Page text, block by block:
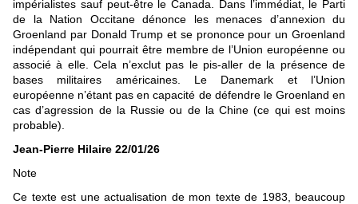
impérialistes sauf peut-être le Canada. Dans l’immédiat, le Parti
de la Nation Occitane dénonce les menaces d’annexion du
Groenland par Donald Trump et se prononce pour un Groenland
indépendant qui pourrait être membre de l’Union européenne ou
associé à elle. Cela n’exclut pas le pis-aller de la présence de
bases militaires américaines. Le Danemark et l’Union
européenne n’étant pas en capacité de défendre le Groenland en
cas d’agression de la Russie ou de la Chine (ce qui est moins
probable).
Jean-Pierre Hilaire 22/01/26
Note
Ce texte est une actualisation de mon texte de 1983, beaucoup